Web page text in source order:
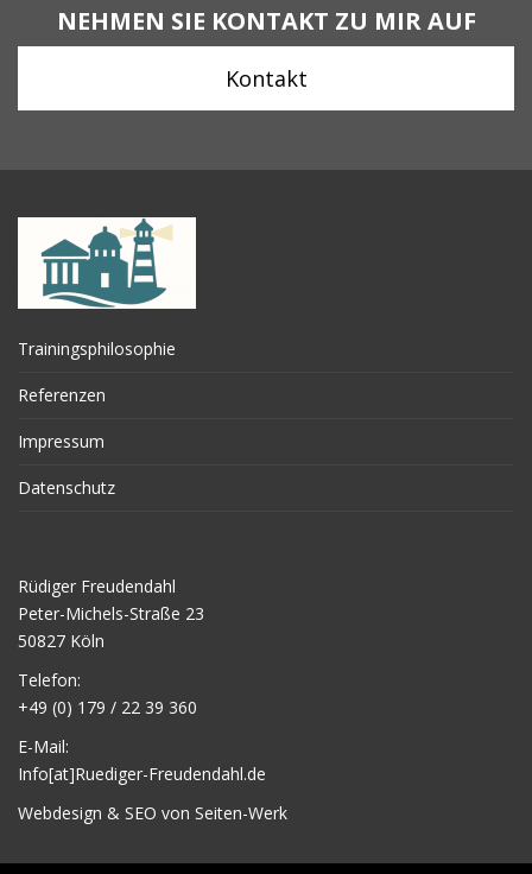
NEHMEN SIE KONTAKT ZU MIR AUF
Kontakt
Trainingsphilosophie
Referenzen
Impressum
Datenschutz
Rüdiger Freudendahl
Peter-Michels-Straße 23
50827 Köln
Telefon:
+49 (0) 179 / 22 39 360
E-Mail:
Info[at]Ruediger-Freudendahl.de
Webdesign & SEO von Seiten-Werk